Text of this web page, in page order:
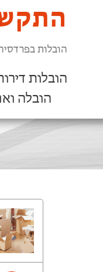
הובלות
הובלות
הובלה